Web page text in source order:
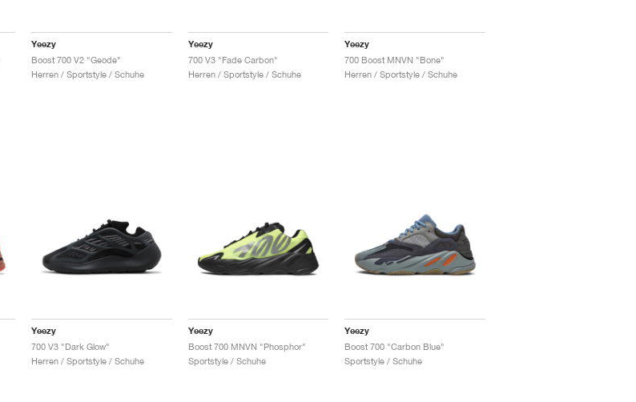
Yeezy
Boost 700 V2 "Geode"
Herren / Sportstyle / Schuhe
Yeezy
700 V3 "Fade Carbon"
Herren / Sportstyle / Schuhe
Yeezy
700 Boost MNVN "Bone"
Herren / Sportstyle / Schuhe
Yeezy
700 V3 "Dark Glow"
Herren / Sportstyle / Schuhe
Yeezy
Boost 700 MNVN "Phosphor"
Sportstyle / Schuhe
Yeezy
Boost 700 "Carbon Blue"
Sportstyle / Schuhe